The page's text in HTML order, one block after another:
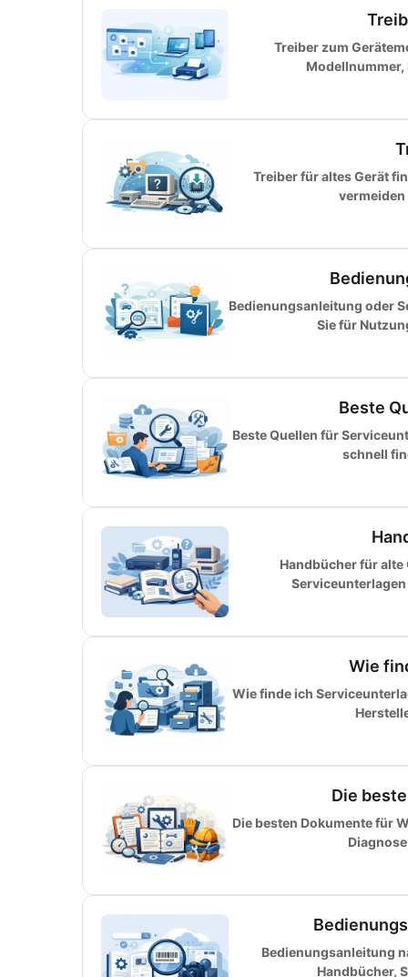
Treiber zum
Treiber für altes Gerät
vermeiden
Bedienungsanleitung oder
Sie für
Beste
Beste Quellen für
schnell
Handbücher für alte
Wie
Wie finde ich
Die
Die besten Dokumente für
Bedienungsanleitung
Handbücher,